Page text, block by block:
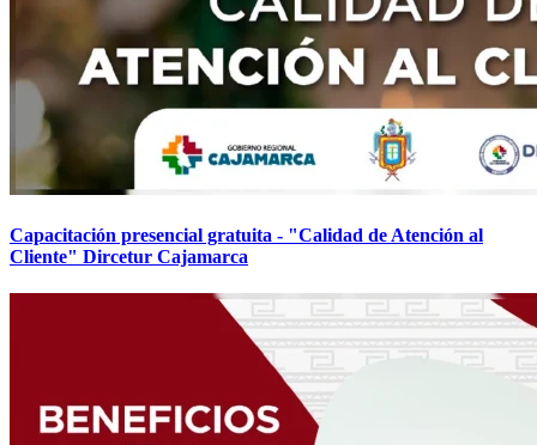
Capacitación presencial gratuita - "Calidad de Atención al
Cliente" Dircetur Cajamarca